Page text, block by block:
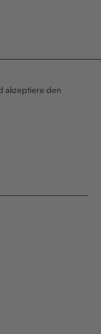
akzeptiere den